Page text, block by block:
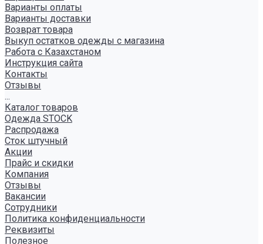
Варианты оплаты
Варианты доставки
Возврат товара
Выкуп остатков одежды с магазина
Работа с Казахстаном
Инструкция сайта
Контакты
Отзывы
...
Каталог товаров
Одежда STOCK
Распродажа
Сток штучный
Акции
Прайс и скидки
Компания
Отзывы
Вакансии
Сотрудники
Политика конфиденциальности
Реквизиты
Полезное